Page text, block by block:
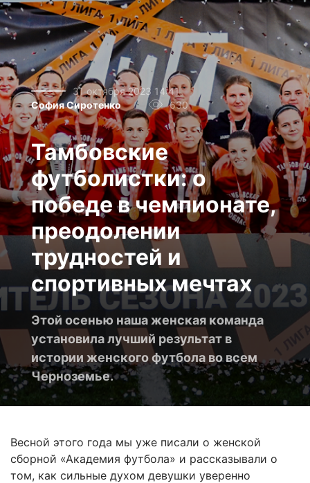
31 октября 2023 14:41
София Сиротенко
630
Тамбовские
футболистки: о
победе в чемпионате,
преодолении
трудностей и
спортивных мечтах
Этой осенью наша женская команда
установила лучший результат в
истории женского футбола во всем
Черноземье.
Весной этого года мы уже писали о женской
сборной «Академия футбола» и рассказывали о
том, как сильные духом девушки уверенно